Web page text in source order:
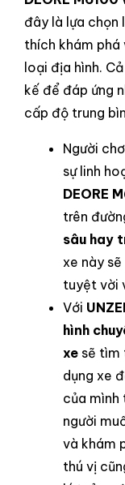
đây là lựa chọn
thích khám
loại địa hình.
kế để đáp ứng
cấp độ trung
Người
sự linh
DEORE
trên
sâu hay
xe này
tuyệt vời
Với
hình
xe sẽ tìm
dụng xe
của mình
người
và khám
thú vị